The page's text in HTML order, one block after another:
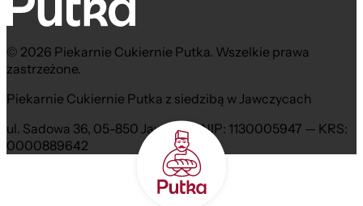
© 2026 Piekarnie Cukiernie Putka. Wszelkie prawa
zastrzeżone.
Piekarnie Cukiernie Putka z siedzibą w Jawczycach
ul. Sadowa 36, 05-850 Jawczyce NIP: 1130005947 — KRS:
0000889642